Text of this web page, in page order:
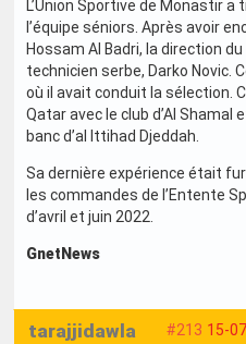
L’Union Sportive de Monastir
l’équipe séniors. Après avoir
Hossam Al Badri, la direction
technicien serbe, Darko Novic.
où il avait conduit la sélection.
Qatar avec le club d’Al Shamal
banc d’al Ittihad Djeddah.
Sa dernière expérience était
les commandes de l’Entente
d’avril et juin 2022.
GnetNews
#213 15-
tarajjidawla